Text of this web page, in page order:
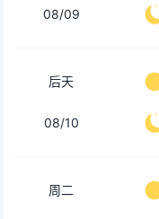
08/09
后天
08/10
周二